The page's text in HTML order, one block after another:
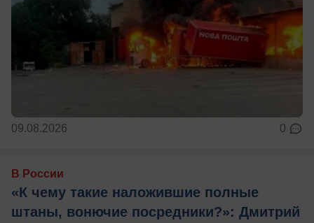
09.08.2026 0
В России
«К чему такие наложившие полные
штаны, вонючие посредники?»: Дмитрий